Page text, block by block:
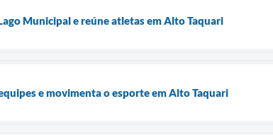
Municipal e reúne atletas em Alto Taquari
e movimenta o esporte em Alto Taquari